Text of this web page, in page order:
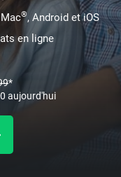
®, Android et iOS
en ligne
*
aujourd'hui